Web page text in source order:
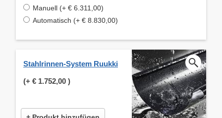
Manuell (+ € 6.311,00)
Automatisch (+ € 8.830,00)
Stahlrinnen-System Ruukki
(+ € 1.752,00 )